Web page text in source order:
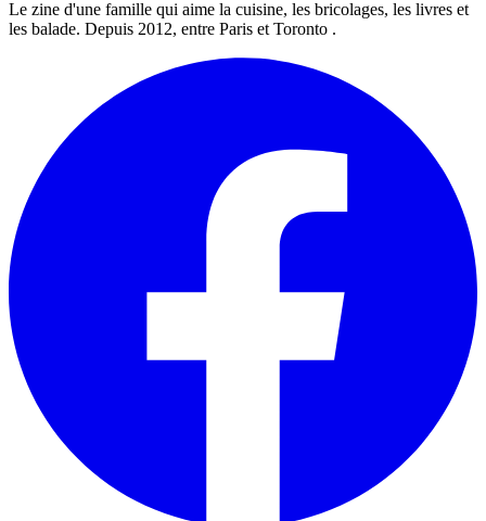
Le zine d'une famille qui aime la cuisine, les bricolages, les livres et
les balade. Depuis 2012, entre Paris et Toronto .